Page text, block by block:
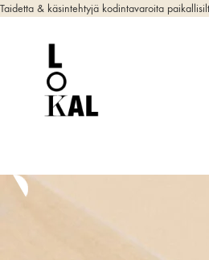
Taidetta & käsintehtyjä kodintavaroita